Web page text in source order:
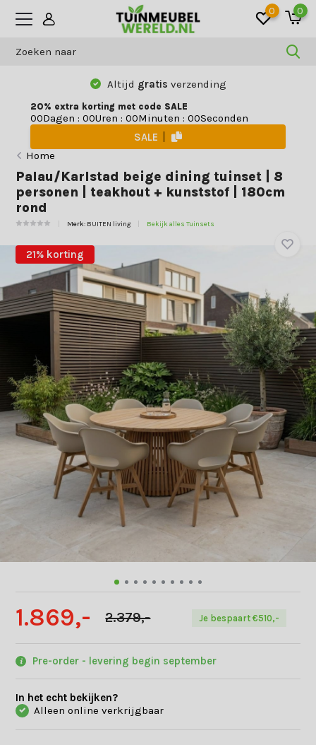
0 0
Altijd gratis verzending
20% extra korting met code SALE
00Dagen : 00Uren : 00Minuten : 00Seconden
SALE
Home
Palau/Karlstad beige dining tuinset | 8
personen | teakhout + kunststof | 180cm
rond
Merk: BUITEN living Bekijk alles Tuinsets
21% korting
1.869,- 2.379,- Je bespaart €510,-
Pre-order - levering begin september
In het echt bekijken?
Alleen online verkrijgbaar